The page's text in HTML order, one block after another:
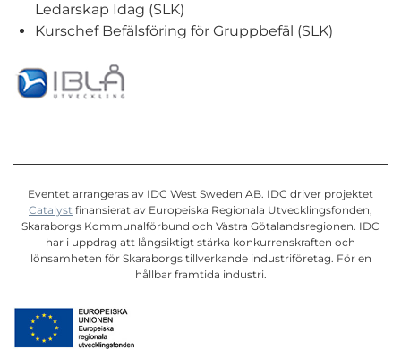
Ledarskap Idag (SLK)
Kurschef Befälsföring för Gruppbefäl (SLK)
Eventet arrangeras av IDC West Sweden AB. IDC driver projektet
Catalyst finansierat av Europeiska Regionala Utvecklingsfonden,
Skaraborgs Kommunalförbund och Västra Götalandsregionen. IDC
har i uppdrag att långsiktigt stärka konkurrenskraften och
lönsamheten för Skaraborgs tillverkande industriföretag. För en
hållbar framtida industri.